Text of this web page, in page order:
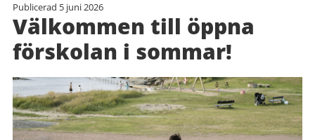
Publicerad 5 juni 2026
Välkommen till öppna
förskolan i sommar!